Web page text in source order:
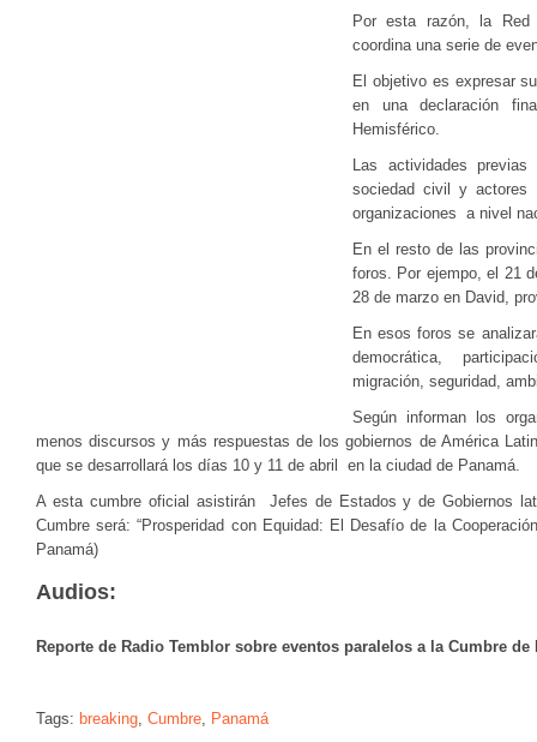
Por esta razón, la Red
coordina una serie de
El objetivo es expresar
en una declaración
Hemisférico.
Las actividades
sociedad civil y actores
organizaciones a nivel
En el resto de las
foros. Por ejempo, el 21
28 de marzo en David,
En esos foros se
democrática,
migración, seguridad,
Según informan los
menos discursos y más respuestas de los gobiernos de América
que se desarrollará los días 10 y 11 de abril en la ciudad de Panamá.
A esta cumbre oficial asistirán Jefes de Estados y de Gobiernos
Cumbre será: “Prosperidad con Equidad: El Desafío de la
Panamá)
Audios:
Reporte de Radio Temblor sobre eventos paralelos a la Cumbre de
Tags: breaking, Cumbre, Panamá